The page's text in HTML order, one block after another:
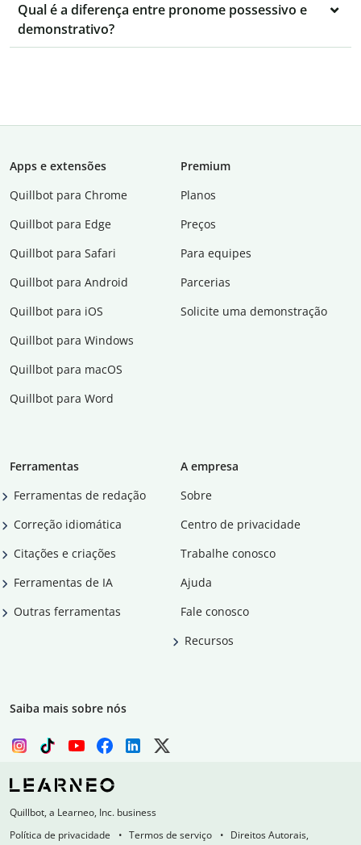
Qual é a diferença entre pronome possessivo e
demonstrativo?
Apps e extensões
Quillbot para Chrome
Quillbot para Edge
Quillbot para Safari
Quillbot para Android
Quillbot para iOS
Quillbot para Windows
Quillbot para macOS
Quillbot para Word
Premium
Planos
Preços
Para equipes
Parcerias
Solicite uma demonstração
Ferramentas
Ferramentas de redação
Correção idiomática
Citações e criações
Ferramentas de IA
Outras ferramentas
A empresa
Sobre
Centro de privacidade
Trabalhe conosco
Ajuda
Fale conosco
Recursos
Saiba mais sobre nós
Quillbot, a Learneo, Inc. business
Política de privacidade
Termos de serviço Direitos Autorais,